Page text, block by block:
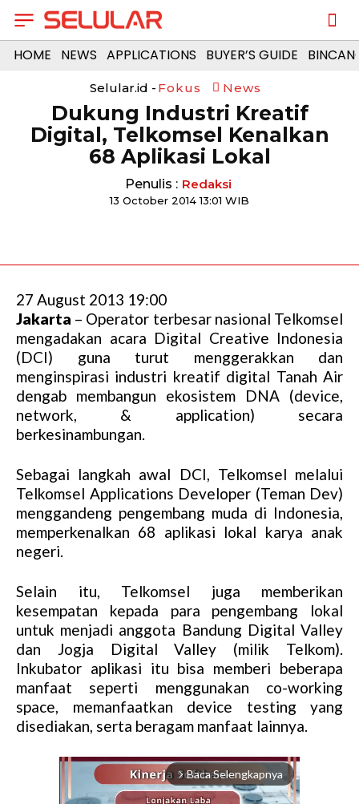
HOME NEWS APPLICATIONS BUYER’S GUIDE
Selular.id - Fokus News
Dukung Industri Kreatif
Digital, Telkomsel Kenalkan
68 Aplikasi Lokal
Penulis : Redaksi
13 October 2014 13:01 WIB
27 August 2013 19:00
Jakarta – Operator terbesar nasional Telkomsel
mengadakan acara Digital Creative Indonesia
(DCI) guna turut menggerakkan dan
menginspirasi industri kreatif digital Tanah Air
dengab membangun ekosistem DNA (device,
network, & application) secara
berkesinambungan.
Sebagai langkah awal DCI, Telkomsel melalui
Telkomsel Applications Developer (Teman Dev)
menggandeng pengembang muda di Indonesia,
memperkenalkan 68 aplikasi lokal karya anak
negeri.
Selain itu, Telkomsel juga memberikan
kesempatan kepada para pengembang lokal
untuk menjadi anggota Bandung Digital Valley
dan Jogja Digital Valley (milik Telkom).
Inkubator aplikasi itu bisa memberi beberapa
manfaat seperti menggunakan co-working
space, memanfaatkan device testing yang
disediakan, serta beragam manfaat lainnya.
arrow_forward_ios Baca Selengkapnya